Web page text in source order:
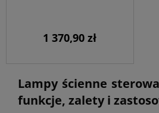
1 370,90 zł
Lampy ścienne
funkcje, zalety i